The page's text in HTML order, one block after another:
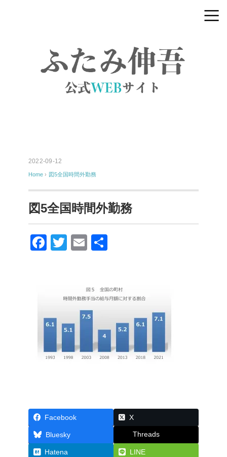
2022-09-12
Home › 図5全国時間外勤務
図5全国時間外勤務
F
o
k
T
E
Facebook X
Bluesky Threads
Hatena LINE